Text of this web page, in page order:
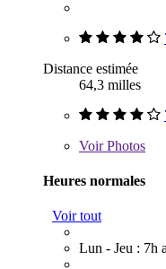
Distance estimée
64,3 milles
VoirPhotos
Heures normales
Voir tout
Lun - Jeu : 7h